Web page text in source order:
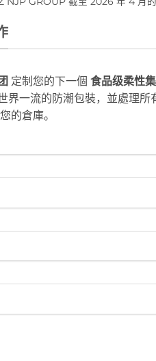
定制您的下一個 食品级柔性
界一流的防潮包裝，並處理所
的倉庫。